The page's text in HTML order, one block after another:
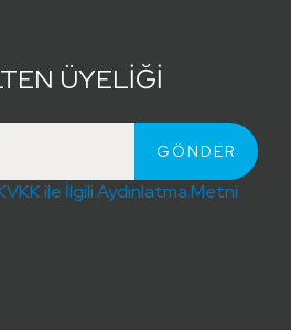
ÜYELİĞİ
ile İlgili Aydınlatma Metni